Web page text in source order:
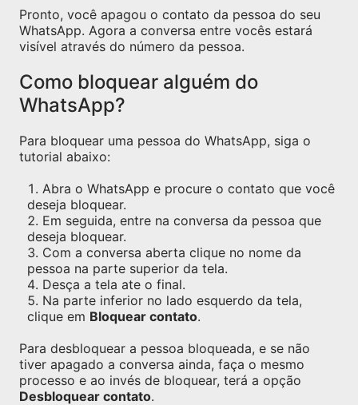
Pronto, você apagou o contato da pessoa do seu
WhatsApp. Agora a conversa entre vocês estará
visível através do número da pessoa.
Como bloquear alguém do
WhatsApp?
Para bloquear uma pessoa do WhatsApp, siga o
tutorial abaixo:
Abra o WhatsApp e procure o contato que você
deseja bloquear.
Em seguida, entre na conversa da pessoa que
deseja bloquear.
Com a conversa aberta clique no nome da
pessoa na parte superior da tela.
Desça a tela ate o final.
Na parte inferior no lado esquerdo da tela,
clique em Bloquear contato.
Para desbloquear a pessoa bloqueada, e se não
tiver apagado a conversa ainda, faça o mesmo
processo e ao invés de bloquear, terá a opção
Desbloquear contato.